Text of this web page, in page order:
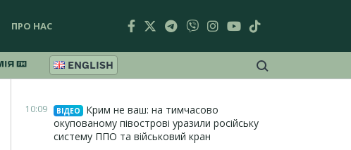
ПРО НАС
ENGLISH
10:09 ВІДЕО
Крим не ваш: на тимчасово
окупованому півострові уразили російську
систему ППО та військовий кран